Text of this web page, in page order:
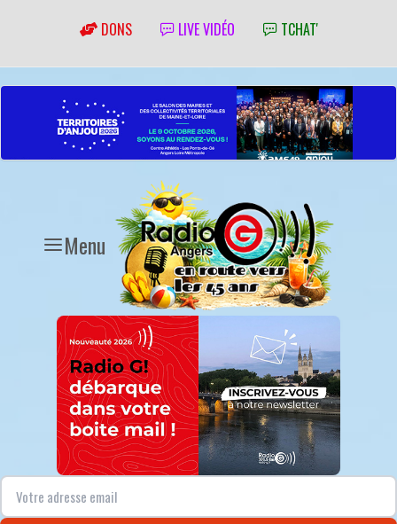
DONS LIVE VIDÉO TCHAT'
Menu